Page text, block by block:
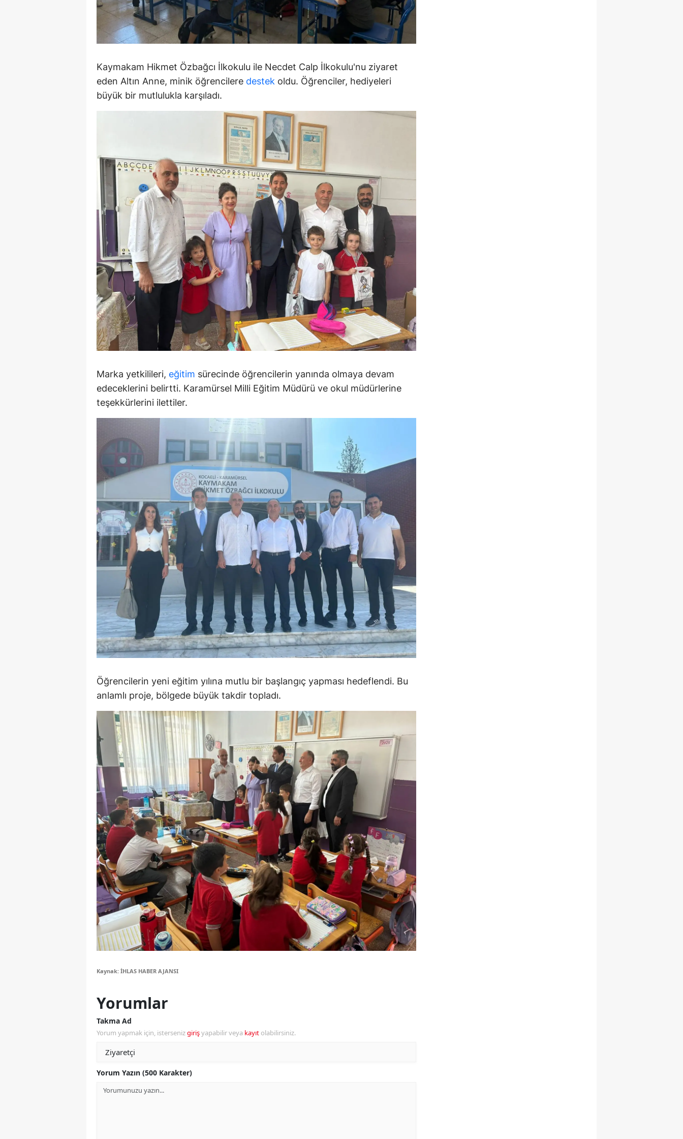
Mersin
İstanbul
Kars
Kayseri
Kırklareli
Kırşehir
Kocaeli
Konya
Kütahya
Malatya
Manisa
Kahramanmaraş
Mardin
Muğla
Muş
Nevşehir
Niğde
Rize
Sakarya
Samsun
Siirt
Sinop
Sivas
Tekirdağ
Trabzon
Tunceli
Şanlıurfa
Uşak
Van
Yozgat
Aksaray
Bayburt
Karaman
Kırıkkale
Batman
Şırnak
Bartın
Ardahan
Iğdır
Yalova
Karabük
Kaymakam Hikmet Özbağcı İlkokulu ile Necdet Calp İlkokulu'nu ziyaret
eden Altın Anne, minik öğrencilere destek oldu. Öğrenciler, hediyeleri
büyük bir mutlulukla karşıladı.
Marka yetkilileri, eğitim sürecinde öğrencilerin yanında olmaya devam
edeceklerini belirtti. Karamürsel Milli Eğitim Müdürü ve okul müdürlerine
teşekkürlerini ilettiler.
Öğrencilerin yeni eğitim yılına mutlu bir başlangıç yapması hedeflendi. Bu
anlamlı proje, bölgede büyük takdir topladı.
Kaynak: İHLAS HABER AJANSI
Yorumlar
Takma Ad
Yorum yapmak için, istersenizgirişyapabilir veya kayıt olabilirsiniz.
Yorum Yazın (500 Karakter)